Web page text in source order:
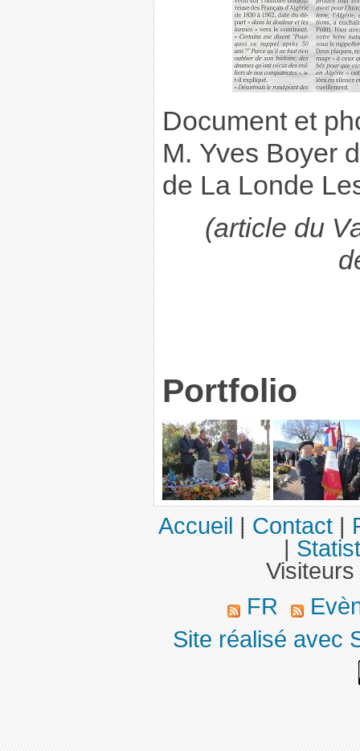
Document et
M. Yves Boyer
de La Londe
(article du
Portfolio
Accueil|Contact|
|
FR
Site réalisé avec